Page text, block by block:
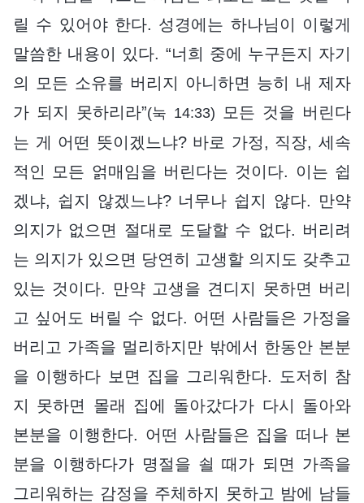
릴 수 있어야 한다. 성경에는 하나님이 이렇게
말씀한 내용이 있다. “너희 중에 누구든지 자기
의 모든 소유를 버리지 아니하면 능히 내 제자
가 되지 못하리라”(눅 14:33) 모든 것을 버린다
는 게 어떤 뜻이겠느냐? 바로 가정, 직장, 세속
적인 모든 얽매임을 버린다는 것이다. 이는 쉽
겠냐, 쉽지 않겠느냐? 너무나 쉽지 않다. 만약
의지가 없으면 절대로 도달할 수 없다. 버리려
는 의지가 있으면 당연히 고생할 의지도 갖추고
있는 것이다. 만약 고생을 견디지 못하면 버리
고 싶어도 버릴 수 없다. 어떤 사람들은 가정을
버리고 가족을 멀리하지만 밖에서 한동안 본분
을 이행하다 보면 집을 그리워한다. 도저히 참
지 못하면 몰래 집에 돌아갔다가 다시 돌아와
본분을 이행한다. 어떤 사람들은 집을 떠나 본
분을 이행하다가 명절을 쇨 때가 되면 가족을
그리워하는 감정을 주체하지 못하고 밤에 남들